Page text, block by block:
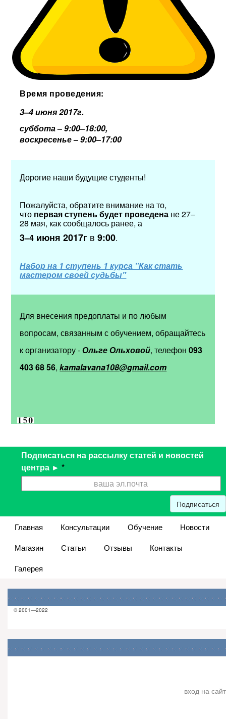
Время проведения:
3–4 июня 2017г.
суббота–9:00–18:00,
воскресенье–9:00–17:00
Дорогие наши будущие студенты!
Пожалуйста, обратите внимание на то,
что первая ступень будет проведена не 27–
28 мая, как сообщалось ранее, а
3–4 июня 2017г в 9:00.
Набор на 1 ступень 1 курса "Как стать
мастером своей судьбы"
Для внесения предоплаты и по любым
вопросам, связанным с обучением, обращайтесь
к организатору -Ольге Ольховой, телефон093
403 68 56,kamalavana108@gmail.com
Подписаться на рассылку статей и новостей
центра ► *
Подписаться
Главная Консультации Обучение
Новости
Магазин
Статьи Отзывы
Контакты
Галерея
© 2001—2022
вход на сайт